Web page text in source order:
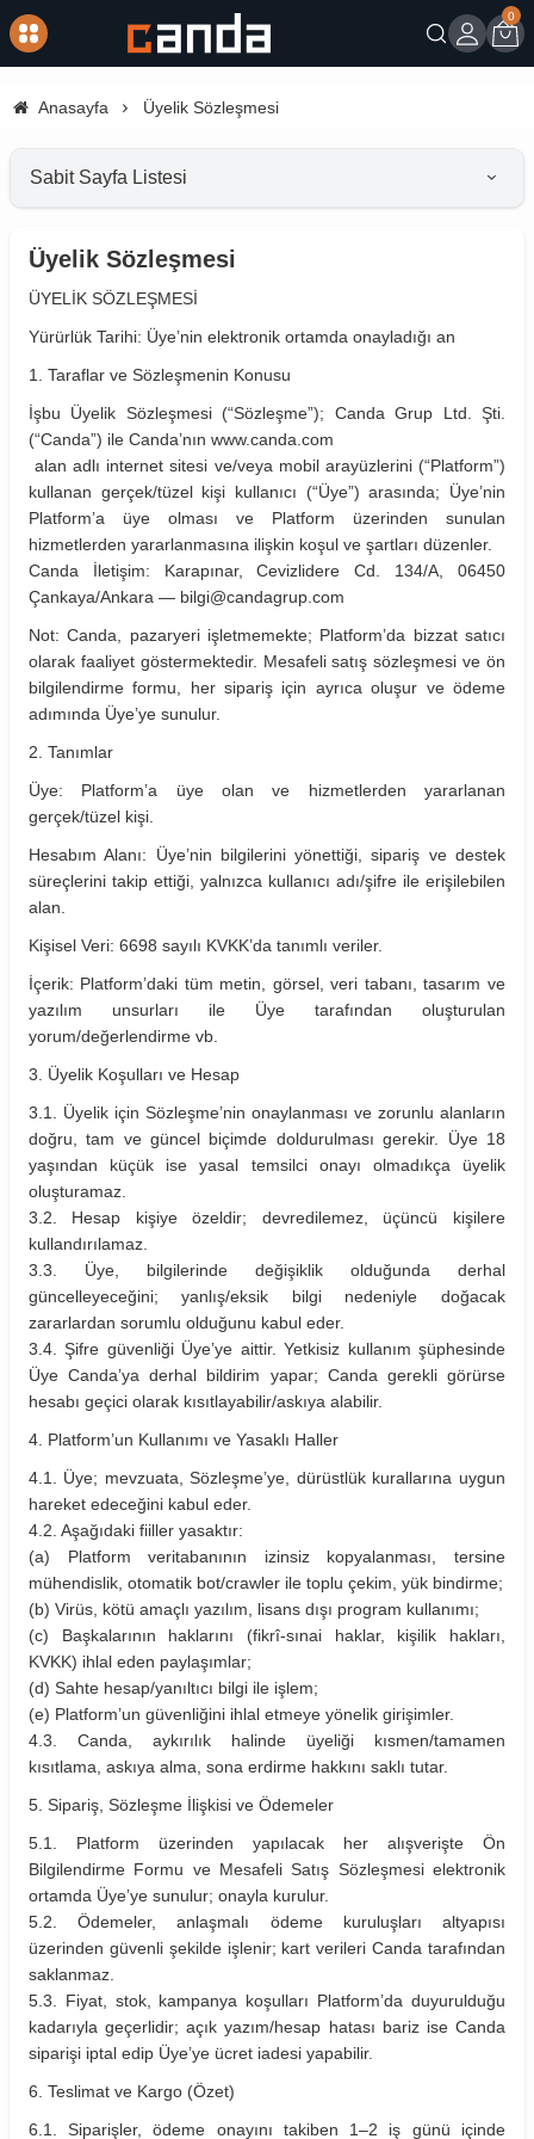
Giriş
0
Anasayfa Üyelik Sözleşmesi
Sabit Sayfa Listesi
Üyelik Sözleşmesi
ÜYELİK SÖZLEŞMESİ
Yürürlük Tarihi: Üye’nin elektronik ortamda onayladığı an
1. Taraflar ve Sözleşmenin Konusu
İşbu Üyelik Sözleşmesi (“Sözleşme”); Canda Grup Ltd. Şti.
(“Canda”) ile Canda’nın www.canda.com
alan adlı internet sitesi ve/veya mobil arayüzlerini (“Platform”)
kullanan gerçek/tüzel kişi kullanıcı (“Üye”) arasında; Üye’nin
Platform’a üye olması ve Platform üzerinden sunulan
hizmetlerden yararlanmasına ilişkin koşul ve şartları düzenler.
Canda İletişim: Karapınar, Cevizlidere Cd. 134/A, 06450
Çankaya/Ankara — bilgi@candagrup.com
Not: Canda, pazaryeri işletmemekte; Platform’da bizzat satıcı
olarak faaliyet göstermektedir. Mesafeli satış sözleşmesi ve ön
bilgilendirme formu, her sipariş için ayrıca oluşur ve ödeme
adımında Üye’ye sunulur.
2. Tanımlar
Üye: Platform’a üye olan ve hizmetlerden yararlanan
gerçek/tüzel kişi.
Hesabım Alanı: Üye’nin bilgilerini yönettiği, sipariş ve destek
süreçlerini takip ettiği, yalnızca kullanıcı adı/şifre ile erişilebilen
alan.
Kişisel Veri: 6698 sayılı KVKK’da tanımlı veriler.
İçerik: Platform’daki tüm metin, görsel, veri tabanı, tasarım ve
yazılım unsurları ile Üye tarafından oluşturulan
yorum/değerlendirme vb.
3. Üyelik Koşulları ve Hesap
3.1. Üyelik için Sözleşme’nin onaylanması ve zorunlu alanların
doğru, tam ve güncel biçimde doldurulması gerekir. Üye 18
yaşından küçük ise yasal temsilci onayı olmadıkça üyelik
oluşturamaz.
3.2. Hesap kişiye özeldir; devredilemez, üçüncü kişilere
kullandırılamaz.
3.3. Üye, bilgilerinde değişiklik olduğunda derhal
güncelleyeceğini; yanlış/eksik bilgi nedeniyle doğacak
zararlardan sorumlu olduğunu kabul eder.
3.4. Şifre güvenliği Üye’ye aittir. Yetkisiz kullanım şüphesinde
Üye Canda’ya derhal bildirim yapar; Canda gerekli görürse
hesabı geçici olarak kısıtlayabilir/askıya alabilir.
4. Platform’un Kullanımı ve Yasaklı Haller
4.1. Üye; mevzuata, Sözleşme’ye, dürüstlük kurallarına uygun
hareket edeceğini kabul eder.
4.2. Aşağıdaki fiiller yasaktır:
(a) Platform veritabanının izinsiz kopyalanması, tersine
mühendislik, otomatik bot/crawler ile toplu çekim, yük bindirme;
(b) Virüs, kötü amaçlı yazılım, lisans dışı program kullanımı;
(c) Başkalarının haklarını (fikrî-sınai haklar, kişilik hakları,
KVKK) ihlal eden paylaşımlar;
(d) Sahte hesap/yanıltıcı bilgi ile işlem;
(e) Platform’un güvenliğini ihlal etmeye yönelik girişimler.
4.3. Canda, aykırılık halinde üyeliği kısmen/tamamen
kısıtlama, askıya alma, sona erdirme hakkını saklı tutar.
5. Sipariş, Sözleşme İlişkisi ve Ödemeler
5.1. Platform üzerinden yapılacak her alışverişte Ön
Bilgilendirme Formu ve Mesafeli Satış Sözleşmesi elektronik
ortamda Üye’ye sunulur; onayla kurulur.
5.2. Ödemeler, anlaşmalı ödeme kuruluşları altyapısı
üzerinden güvenli şekilde işlenir; kart verileri Canda tarafından
saklanmaz.
5.3. Fiyat, stok, kampanya koşulları Platform’da duyurulduğu
kadarıyla geçerlidir; açık yazım/hesap hatası bariz ise Canda
siparişi iptal edip Üye’ye ücret iadesi yapabilir.
6. Teslimat ve Kargo (Özet)
6.1. Siparişler, ödeme onayını takiben 1–2 iş günü içinde